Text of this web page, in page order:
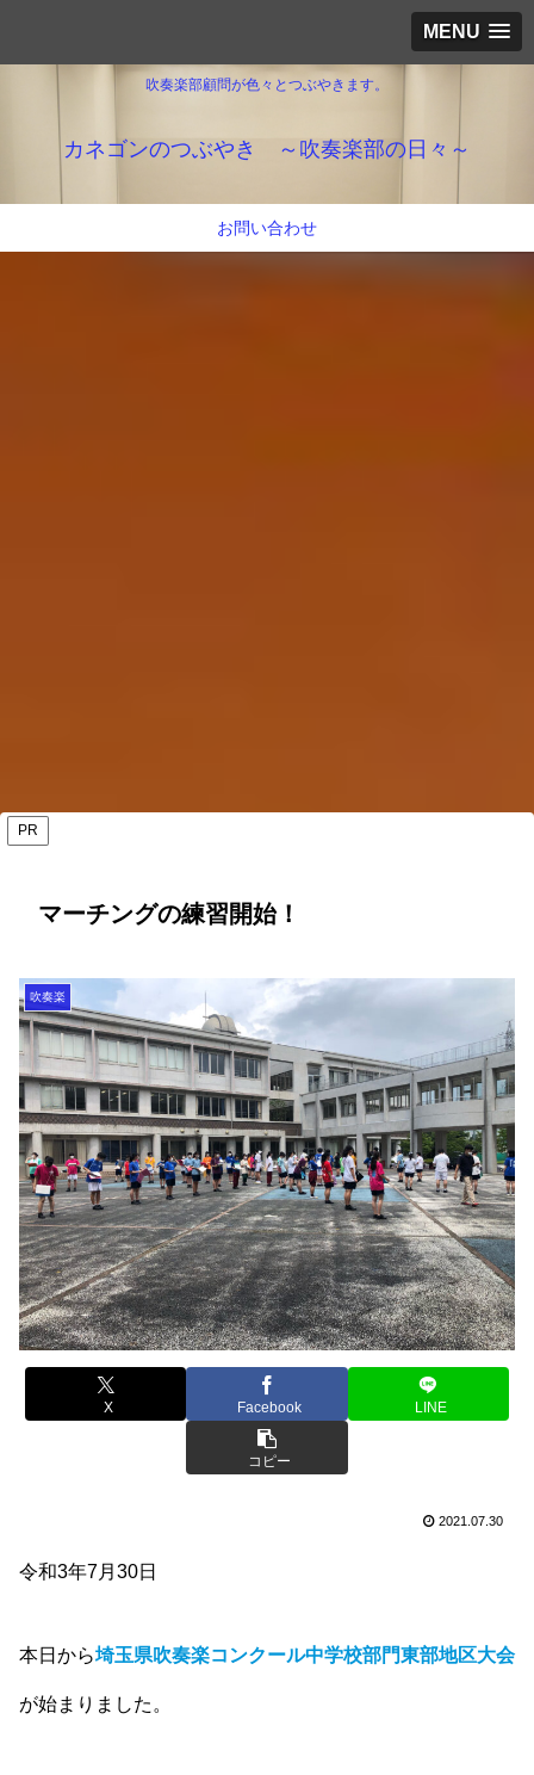
MENU
吹奏楽部顧問が色々とつぶやきます。
カネゴンのつぶやき ～吹奏楽部の日々～
お問い合わせ
PR
マーチングの練習開始！
吹奏楽
X Facebook LINE
コピー
2021.07.30
令和3年7月30日
本日から埼玉県吹奏楽コンクール中学校部門東部地区大会
が始まりました。